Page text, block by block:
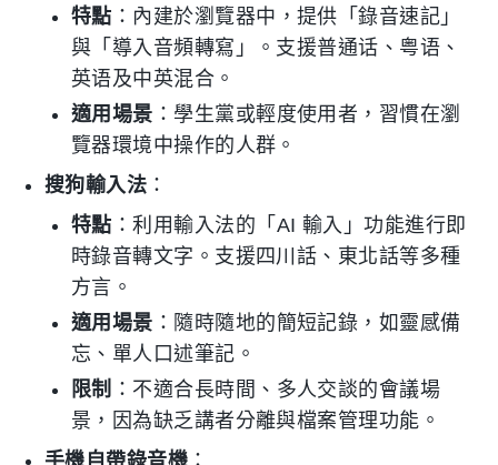
特點 ：內建於瀏覽器中，提供「錄音速記」
與「導入音頻轉寫」。支援普通话、粤语、
英语及中英混合。
適用場景 ：學生黨或輕度使用者，習慣在瀏
覽器環境中操作的人群。
搜狗輸入法 ：
特點 ：利用輸入法的「AI 輸入」功能進行即
時錄音轉文字。支援四川話、東北話等多種
方言。
適用場景 ：隨時隨地的簡短記錄，如靈感備
忘、單人口述筆記。
限制 ：不適合長時間、多人交談的會議場
景，因為缺乏講者分離與檔案管理功能。
手機自帶錄音機 ：